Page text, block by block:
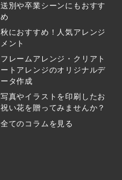
送別や卒業シーンにもおすす
め
秋におすすめ！人気アレンジ
メント
フレームアレンジ・クリアト
ートアレンジのオリジナルデ
ータ作成
写真やイラストを印刷したお
祝い花を贈ってみませんか？
全てのコラムを見る